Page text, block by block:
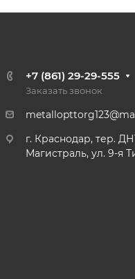
+7 (861) 29-29-555
Заказать звонок
г. Краснодар, тер.
Магистраль, ул. 9-я